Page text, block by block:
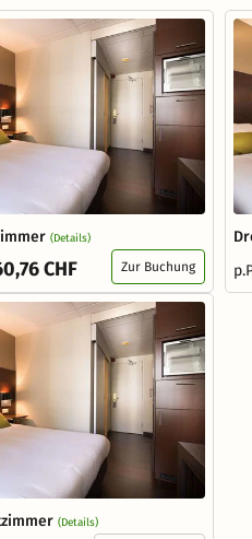
(Details)
CHF Zur Buchung
(Details)